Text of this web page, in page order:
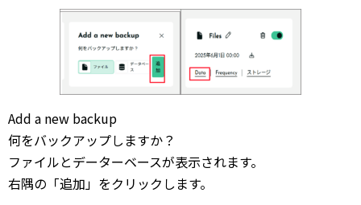
Add a new backup
何をバックアップしますか？
ファイルとデーターベースが表示されます。
右隅の「追加」をクリックします。